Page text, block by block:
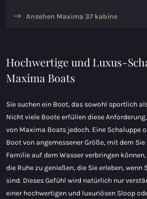
Ansehen Maxima 37 kabine
Hochwertige und Luxus-
Maxima Boats
Sie suchen ein Boot, das sowohl sportlich
Nicht viele Boote erfüllen diese
von Maxima Boats jedoch. Eine Schaluppe
Boot von angemessener Größe, mit dem
Familie auf dem Wasser verbringen
die Ruhe zu genießen, die Sie erleben, wenn
sind. Dieses Gefühl wird natürlich nur
einer hochwertigen und luxuriösen Sloop